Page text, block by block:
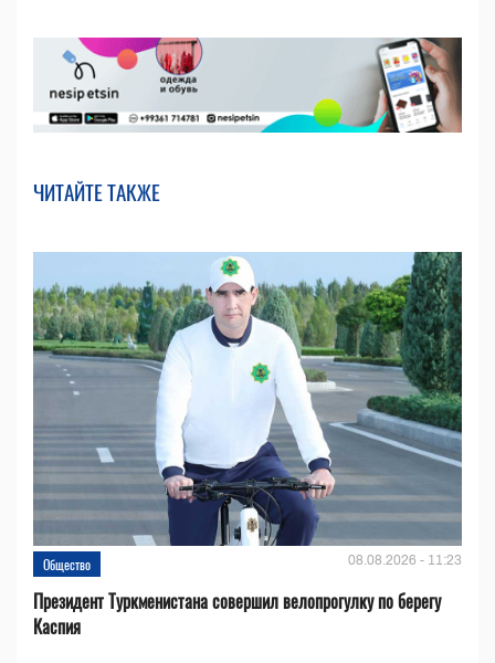
ЧИТАЙТЕ ТАКЖЕ
Общество 08.08.2026 - 11:23
Президент Туркменистана совершил велопрогулку по берегу
Каспия